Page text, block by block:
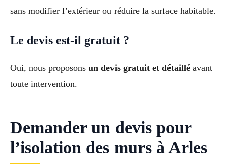
sans modifier l’extérieur ou réduire la surface habitable.
Le devis est-il gratuit ?
Oui, nous proposons un devis gratuit et détaillé avant
toute intervention.
Demander un devis pour
l’isolation des murs à Arles